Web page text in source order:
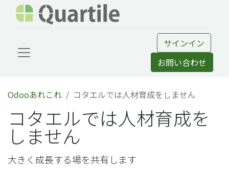
サインイン
お問い合わせ
Odooあれこれ コタエルでは人材育成をしません
コタエルでは人材育成を
しません
大きく成長する場を共有します